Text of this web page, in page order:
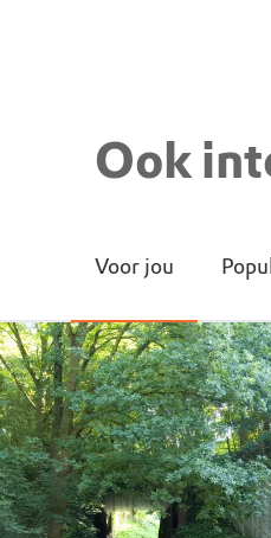
Ook
Voor jou